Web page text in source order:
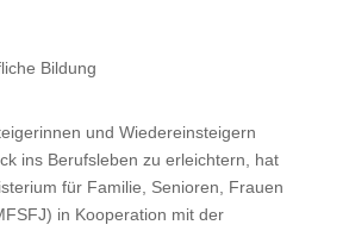
Bildung
und Wiedereinsteigern
ins Berufsleben zu erleichtern, hat
für Familie, Senioren, Frauen
in Kooperation mit der